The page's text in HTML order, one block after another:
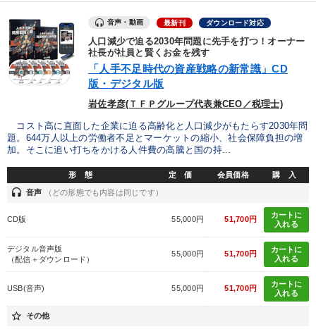
音声・動画 最新刊 ダウンロード対応
人口減少で迫る2030年問題に先手を打つ！オーナー
社長が社員と賢くお金を残す
「人手不足時代の資産戦略の新常識」CD
版・デジタル版
岩佐孝彦(ＴＦＰグループ代表兼CEO／税理士)
コスト高に直面した企業に迫る高齢化と人口減少がもたらす2030年問
題。644万人以上の労働者不足とマーケットの縮小、社会保障負担の増
加。そこに追い打ちをかける人件費の高騰と国の持...
形 態 定 価 会員価格 購 入
headset 音声 （どの形態でも内容は同じです）
CD版 55,000円 51,700円
カートに
入れる
デジタル音声版
（配信＋ダウンロード）
55,000円 51,700円
カートに
入れる
USB(音声) 55,000円 51,700円
カートに
入れる
star_border その他